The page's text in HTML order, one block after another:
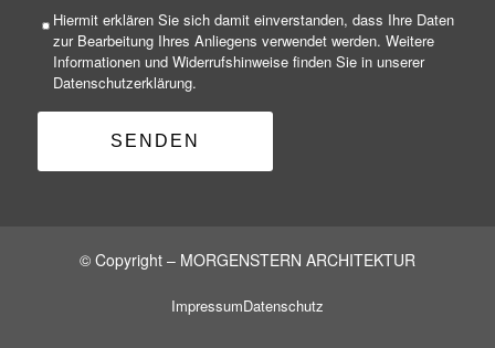
Hiermit erklären Sie sich damit einverstanden, dass Ihre Daten
zur Bearbeitung Ihres Anliegens verwendet werden. Weitere
Informationen und Widerrufshinweise finden Sie in unserer
Datenschutzerklärung.
© Copyright – MORGENSTERN ARCHITEKTUR
ImpressumDatenschutz